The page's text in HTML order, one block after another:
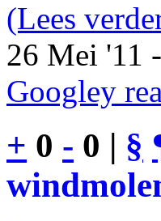
(Lees
26 Mei '11
Googley
+ 0 - 0 | §